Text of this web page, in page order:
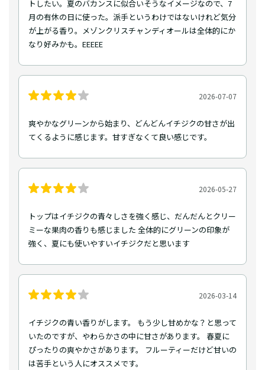
トしたい。夏のバカンスに似合いそうなイメージなので、7
月の有休の日に使った。派手というわけではないけれど気分
が上がる香り。メゾンクリスチャンディオールは全体的にか
なり好みかも。EEEEE
2026-07-07
爽やかなグリーンから始まり、どんどんイチジクの甘さが出
てくるように感じます。甘すぎなくて良い感じです。
2026-05-27
トップはイチジクの青々しさを強く感じ、だんだんとクリー
ミーな果肉の香りも感じました 全体的にグリーンの印象が
強く、夏にも使いやすいイチジクだと思います
2026-03-14
イチジクの青い香りがします。 もう少し甘めかな？と思って
いたのですが、やわらかさの中に甘さがあります。 春夏に
ぴったりの爽やかさがあります。 フルーティーだけど甘いの
は苦手という人にオススメです。